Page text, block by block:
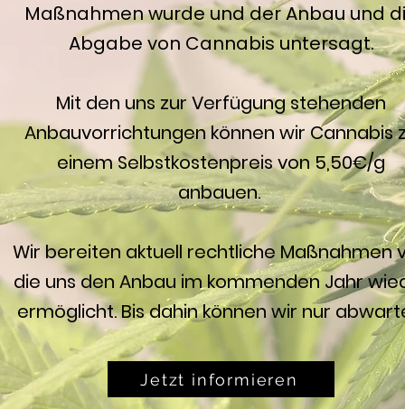
Maßnahmen wurde und der Anbau und
Abgabe von Cannabis untersagt.
Mit den uns zur Verfügung stehenden
Anbauvorrichtungen können wir Cannabis
einem Selbstkostenpreis von 5,50€/g
anbauen.
Wir bereiten aktuell rechtliche Maßnahmen
die uns den Anbau im kommenden Jahr
ermöglicht. Bis dahin können wir nur
Jetzt informieren